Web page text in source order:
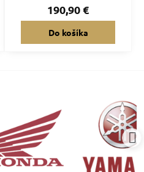
190,90 €
Do košíka